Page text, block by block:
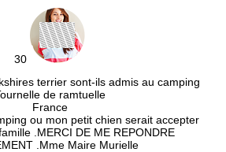
30
terrier sont-ils admis au camping
de ramtuelle
France
ou mon petit chien serait accepter
.MERCI DE ME REPONDRE
.Mme Maire Murielle